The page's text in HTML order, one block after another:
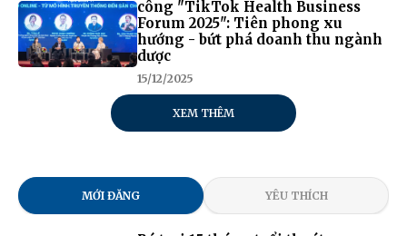
công "TikTok Health Business
Forum 2025": Tiên phong xu
hướng - bứt phá doanh thu ngành
dược
15/12/2025
XEM THÊM
MỚI ĐĂNG YÊU THÍCH